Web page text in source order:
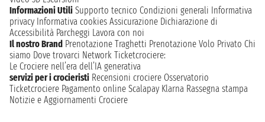
Informazioni Utili Supporto tecnico Condizioni generali Informativa
privacy Informativa cookies Assicurazione Dichiarazione di
Accessibilità Parcheggi Lavora con noi
Il nostro Brand Prenotazione Traghetti Prenotazione Volo Privato Chi
siamo Dove trovarci Network Ticketcrociere:
Le Crociere nell’era dell’IA generativa
servizi per i crocieristi Recensioni crociere Osservatorio
Ticketcrociere Pagamento online Scalapay Klarna Rassegna stampa
Notizie e Aggiornamenti Crociere